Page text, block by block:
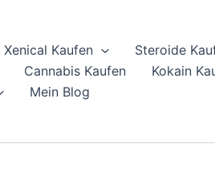
Xenical Kaufen Steroide
Cannabis Kaufen Kokain
Mein Blog